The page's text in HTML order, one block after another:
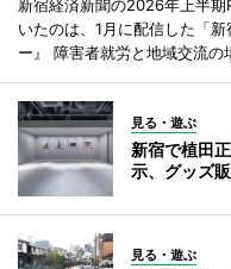
新宿経済新聞の2026年上半
いたのは、1月に配信した「
ー』 障害者就労と地域交流の
見る・遊ぶ
新宿で植田
示、グッズ
見る・遊ぶ